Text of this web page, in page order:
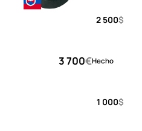
2 500$
3 700€Hecho
1 000$